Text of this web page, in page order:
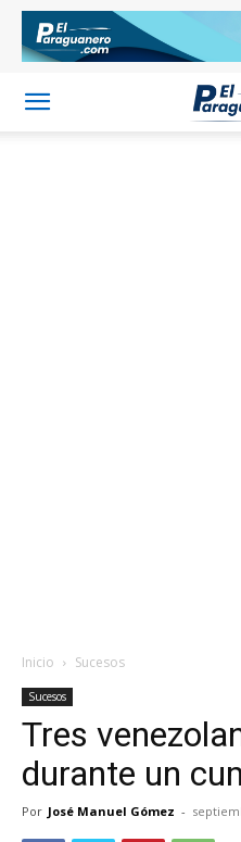
Inicio Sucesos
Sucesos
Tres
durante un
Por José Manuel Gómez -